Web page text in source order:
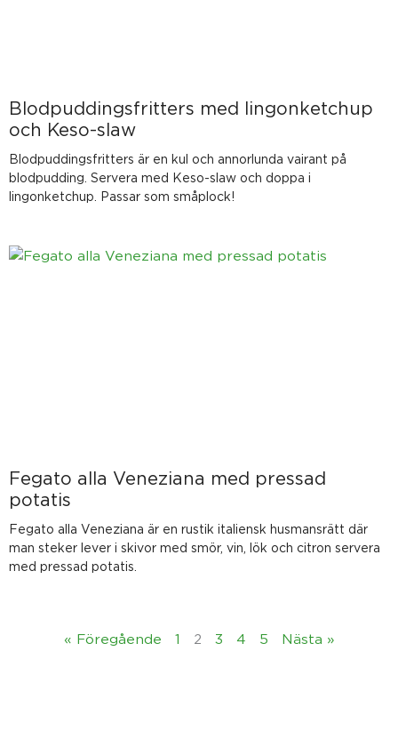
Blodpuddingsfritters med lingonketchup
och Keso-slaw
Blodpuddingsfritters är en kul och annorlunda vairant på
blodpudding. Servera med Keso-slaw och doppa i
lingonketchup. Passar som småplock!
Fegato alla Veneziana med pressad
potatis
Fegato alla Veneziana är en rustik italiensk husmansrätt där
man steker lever i skivor med smör, vin, lök och citron servera
med pressad potatis.
« Föregående 1 2 3 4 5 Nästa »